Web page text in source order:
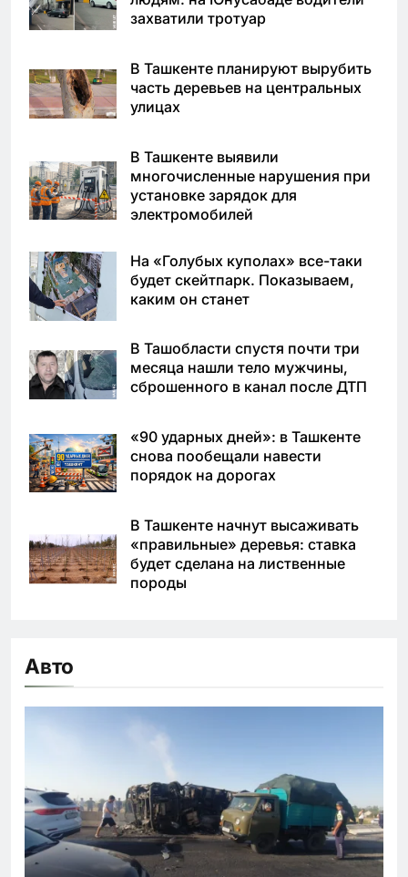
захватили тротуар
В Ташкенте планируют вырубить
часть деревьев на центральных
улицах
В Ташкенте выявили
многочисленные нарушения при
установке зарядок для
электромобилей
На «Голубых куполах» все-таки
будет скейтпарк. Показываем,
каким он станет
В Ташобласти спустя почти три
месяца нашли тело мужчины,
сброшенного в канал после ДТП
«90 ударных дней»: в Ташкенте
снова пообещали навести
порядок на дорогах
В Ташкенте начнут высаживать
«правильные» деревья: ставка
будет сделана на лиственные
породы
Авто